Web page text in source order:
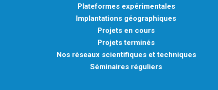
Plateformes expérimentales
Implantations géographiques
Projets en cours
Projets terminés
Nos réseaux scientifiques et techniques
Séminaires réguliers